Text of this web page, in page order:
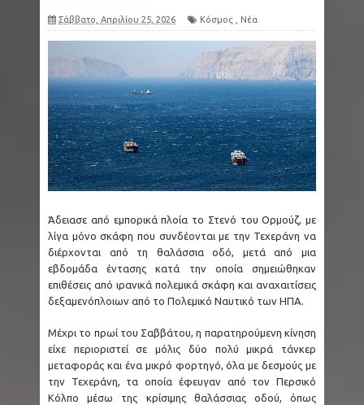
Σάββατο, Απριλίου 25, 2026 Κόσμος Νέα
Άδειασε από εμπορικά πλοία το Στενό του Ορμούζ, με
λίγα μόνο σκάφη που συνδέονται με την Τεχεράνη να
διέρχονται από τη θαλάσσια οδό, μετά από μια
εβδομάδα έντασης κατά την οποία σημειώθηκαν
επιθέσεις από ιρανικά πολεμικά σκάφη και αναχαιτίσεις
δεξαμενόπλοιων από το Πολεμικό Ναυτικό των ΗΠΑ.
Μέχρι το πρωί του Σαββάτου, η παρατηρούμενη κίνηση
είχε περιοριστεί σε μόλις δύο πολύ μικρά τάνκερ
μεταφοράς και ένα μικρό φορτηγό, όλα με δεσμούς με
την Τεχεράνη, τα οποία έφευγαν από τον Περσικό
Κόλπο μέσω της κρίσιμης θαλάσσιας οδού, όπως